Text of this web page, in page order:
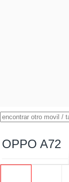
OPPO A72